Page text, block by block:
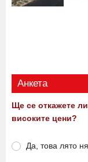
Анкета
Ще се откажете
високите цени?
Да, това лято